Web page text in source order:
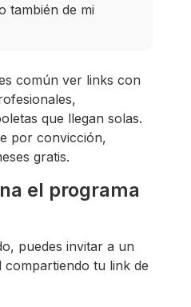
también de mi
común ver links con
que llegan solas.
por convicción,
gratis.
el programa
puedes invitar a un
compartiendo tu link de